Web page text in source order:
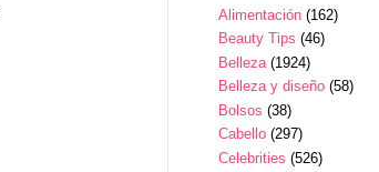
Alimentación (162)
Beauty Tips (46)
Belleza (1924)
Belleza y diseño (58)
Bolsos (38)
Cabello (297)
Celebrities (526)